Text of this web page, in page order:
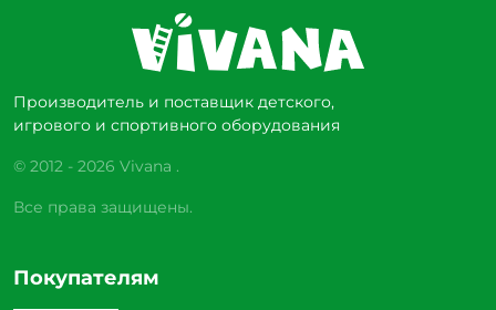
Производитель и поставщик детского,
игрового и спортивного оборудования
© 2012 - 2026 Vivana .
Все права защищены.
Покупателям